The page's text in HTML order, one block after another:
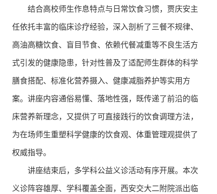
结合高校师生作息特点与日常饮食习惯，贾庆安主
任依托丰富的临床诊疗经验，深入剖析了三餐不规律、
高油高糖饮食、盲目节食、依赖代餐减重等不良生活方
式引发的健康隐患，针对性普及了适配师生群体的科学
膳食搭配、标准化营养摄入、健康减脂养护等实用方
案。讲座内容通俗易懂、落地性强，既传递了前沿的临
床营养新理念，又提供了可直接践行的饮食调理方法，
为在场师生重塑科学健康的饮食观、体重管理观提供了
权威指导。
讲座结束后，多学科公益义诊活动有序开展。本次
义诊阵容雄厚、学科覆盖全面，西安交大二附院派出临